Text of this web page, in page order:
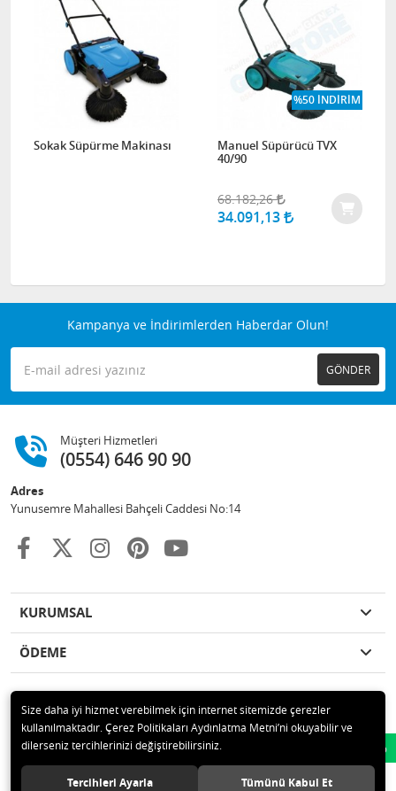
Sokak Süpürme Makinası
Manuel Süpürücü TVX
40/90
68.182,26
34.091,13
%50 İNDIRIM
Kampanya ve İndirimlerden Haberdar Olun!
GÖNDER
Müşteri Hizmetleri
(0554) 646 90 90
Adres
Yunusemre Mahallesi Bahçeli Caddesi No:14
KURUMSAL
ÖDEME
© 2020 GKN STORE TEMİZLİK MADDELERİ SAN TİC LTD ŞTİ Tüm hakları
saklıdır.
Whatsapp
Size daha iyi hizmet verebilmek için internet sitemizde çerezler
kullanılmaktadır. Çerez Politikaları Aydınlatma Metni’ni okuyabilir ve
dilerseniz tercihlerinizi değiştirebilirsiniz.
Tercihleri Ayarla Tümünü Kabul Et